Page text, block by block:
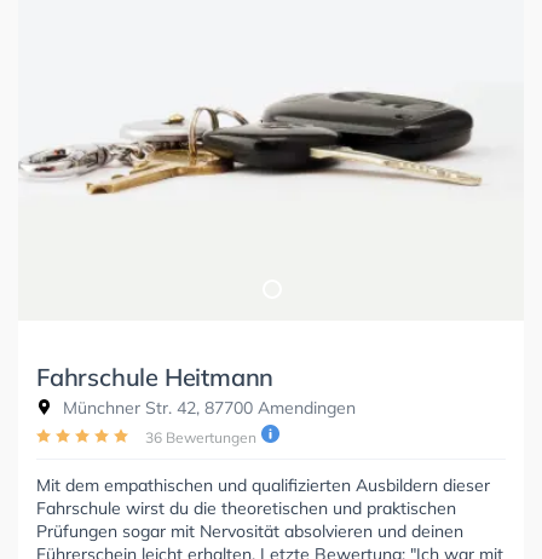
Fahrschule Heitmann
Münchner Str. 42, 87700 Amendingen
36 Bewertungen
Mit dem empathischen und qualifizierten Ausbildern dieser
Fahrschule wirst du die theoretischen und praktischen
Prüfungen sogar mit Nervosität absolvieren und deinen
Führerschein leicht erhalten. Letzte Bewertung: "Ich war mit